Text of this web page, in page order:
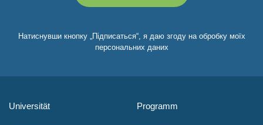
Натиснувши кнопку „Підписаться“, я даю згоду на обробку моїх
персональних даних
Universität Programm